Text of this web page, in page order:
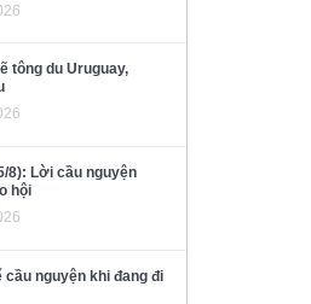
tông du Uruguay,
8): Lời cầu nguyện
hội
nguyện khi đang đi